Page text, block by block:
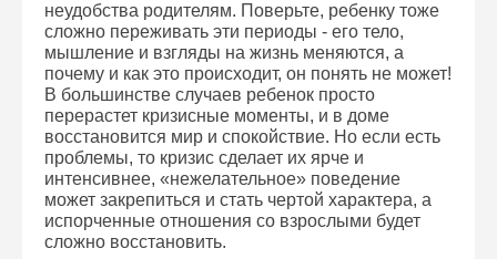
неудобства родителям. Поверьте, ребенку тоже
сложно переживать эти периоды - его тело,
мышление и взгляды на жизнь меняются, а
почему и как это происходит, он понять не может!
В большинстве случаев ребенок просто
перерастет кризисные моменты, и в доме
восстановится мир и спокойствие. Но если есть
проблемы, то кризис сделает их ярче и
интенсивнее, «нежелательное» поведение
может закрепиться и стать чертой характера, а
испорченные отношения со взрослыми будет
сложно восстановить.